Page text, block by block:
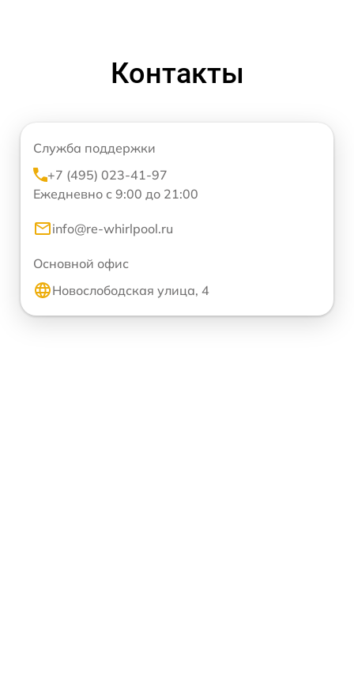
Контакты
Служба поддержки
+7 (495) 023-41-97
Ежедневно с 9:00 до 21:00
info@re-whirlpool.ru
Основной офис
Новослободская улица, 4